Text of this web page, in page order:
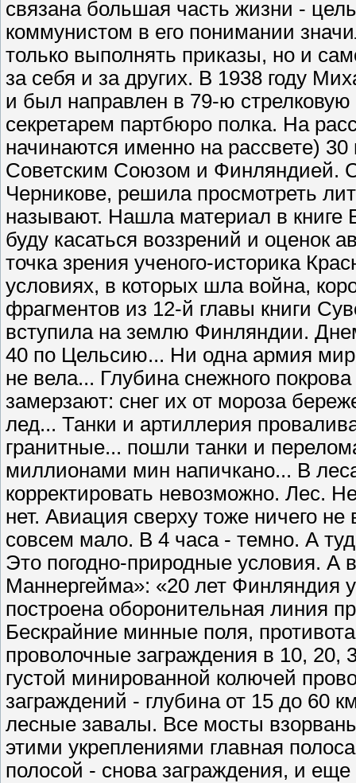
связана большая часть жизни -
коммунистом в его понимании
только выполнять приказы, но и
за себя и за других. В 1938 году
и был направлен в 79-ю
секретарем партбюро полка. На
начинаются именно на рассвете)
Советским Союзом и Финляндией.
Черникове, решила просмотреть
называют. Нашла материал в книге
буду касаться воззрений и оценок
точка зрения ученого-историка
условиях, в которых шла война,
фрагментов из 12-й главы книги
вступила на землю Финляндии.
40 по Цельсию... Ни одна армия
не вела... Глубина снежного
замерзают: снег их от мороза
лед... Танки и артиллерия
гранитные... пошли танки и
миллионами мин напичкано... В
корректировать невозможно. Лес.
нет. Авиация сверху тоже ничего
совсем мало. В 4 часа - темно. А
Это погодно-природные условия. А
Маннергейма»: «20 лет Финляндия
построена оборонительная линия
Бескрайние минные поля,
проволочные заграждения в 10, 20,
густой минированной колючей
заграждений - глубина от 15 до 60
лесные завалы. Все мосты
этими укреплениями главная
полосой - снова заграждения, и